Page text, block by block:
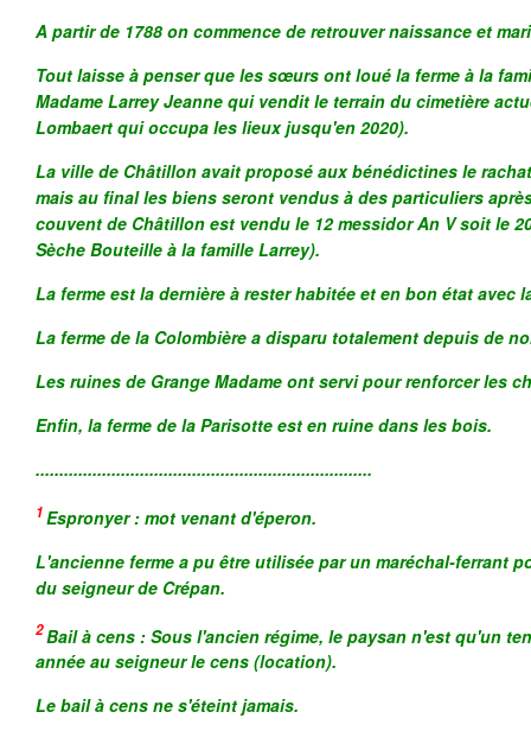
A partir de 1788 on commence de retrouver naissance et
Tout laisse à penser que les sœurs ont loué la ferme à la
Madame Larrey Jeanne qui vendit le terrain du cimetière
Lombaert qui occupa les lieux jusqu'en 2020).
La ville de Châtillon avait proposé aux bénédictines le
mais au final les biens seront vendus à des particuliers
couvent de Châtillon est vendu le 12 messidor An V soit le
Sèche Bouteille à la famille Larrey).
La ferme est la dernière à rester habitée et en bon état avec
La ferme de la Colombière a disparu totalement depuis de
Les ruines de Grange Madame ont servi pour renforcer les
Enfin, la ferme de la Parisotte est en ruine dans les bois.
.......................................................................
1Espronyer : mot venant d'éperon.
L'ancienne ferme a pu être utilisée par un maréchal-ferrant
du seigneur de Crépan.
2Bail à cens : Sous l'ancien régime, le paysan n'est qu'un
année au seigneur le cens (location).
Le bail à cens ne s'éteint jamais.